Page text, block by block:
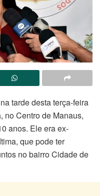
tarde desta terça-feira
no Centro de Manaus,
anos. Ele era ex-
que pode ter
no bairro Cidade de